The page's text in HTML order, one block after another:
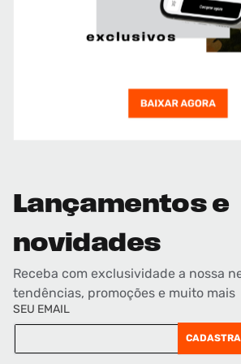
Lançamentos e
novidades
Receba com exclusividade a nossa
tendências, promoções e muito mais
SEU EMAIL